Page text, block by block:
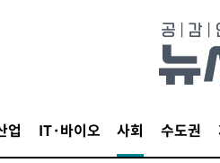
업 IT·바이오 사회 수도권